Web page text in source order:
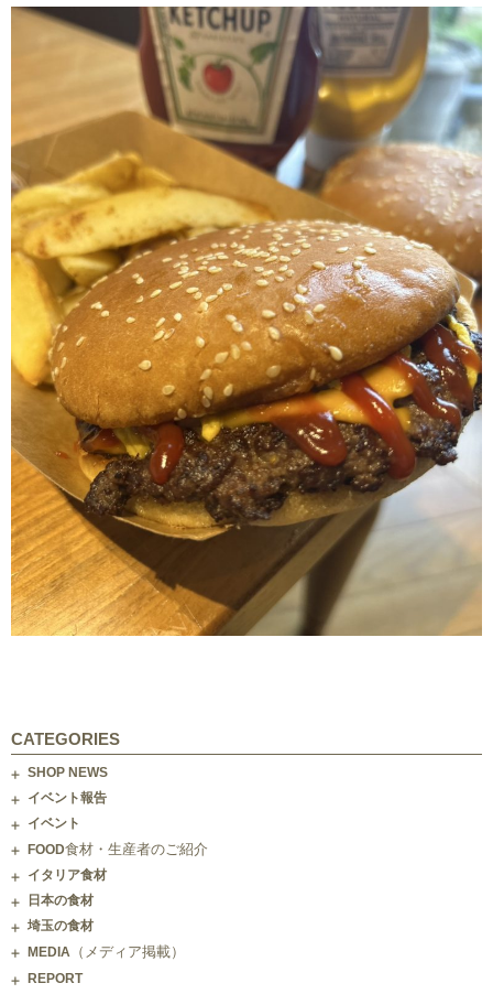
CATEGORIES
SHOP NEWS
イベント報告
イベント
FOOD食材・生産者のご紹介
イタリア食材
日本の食材
埼玉の食材
MEDIA （メディア掲載）
REPORT